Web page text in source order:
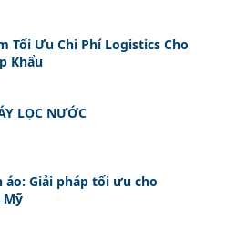
Tối Ưu Chi Phí Logistics Cho
Khẩu
LỌC NƯỚC
áo: Giải pháp tối ưu cho
Mỹ